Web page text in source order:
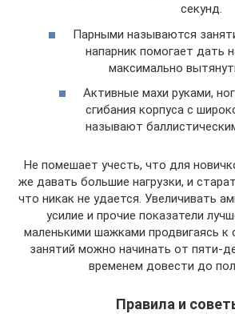
секунд.
Парными называются
напарник помогает дать
максимально
Активные махи руками,
сгибания корпуса с
называют
Не помешает учесть, что для
же давать большие нагрузки, и
что никак не удается. Увеличивать
усилие и прочие показатели
маленькими шажками продвигаясь к
занятий можно начинать от пяти-
временем довести до
Правила и